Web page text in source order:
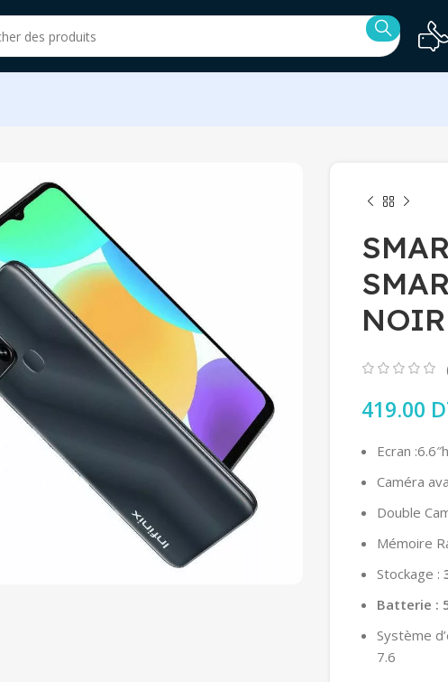
NOIR
419.00
Ecran
Caméra
Double
Mémoire
Stockage :
Batterie :
Système
7.6